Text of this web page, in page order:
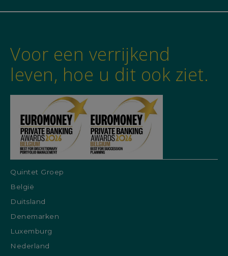
Voor een verrijkend
leven, hoe u dit ook ziet.
Quintet Groep
België
Duitsland
Denemarken
Luxemburg
Nederland